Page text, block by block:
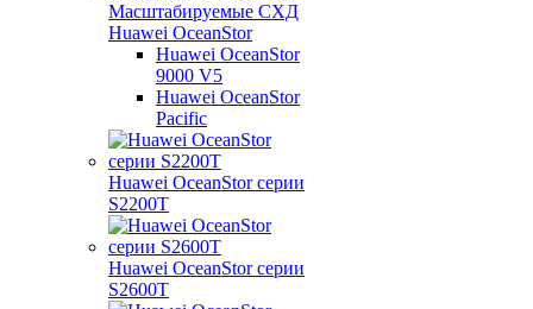
Масштабируемые СХД
Huawei OceanStor
Huawei OceanStor
9000 V5
Huawei OceanStor
Pacific
Huawei OceanStor серии
S2200T
Huawei OceanStor серии
S2600T